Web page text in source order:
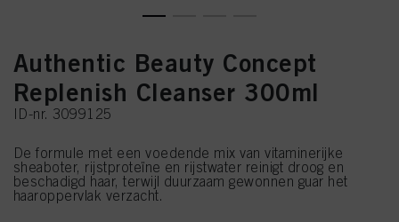
Authentic Beauty Concept
Replenish Cleanser 300ml
ID-nr. 3099125
De formule met een voedende mix van vitaminerijke
sheaboter, rijstproteïne en rijstwater reinigt droog en
beschadigd haar, terwijl duurzaam gewonnen guar het
haaroppervlak verzacht.